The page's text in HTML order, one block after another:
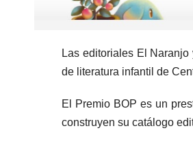
Las editoriales El
de literatura infantil de
El Premio BOP es un
construyen su catálogo